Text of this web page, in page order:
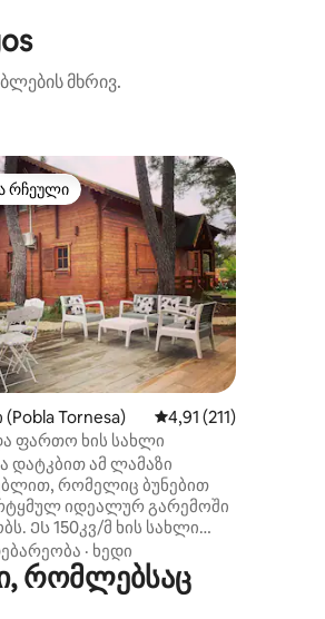
მხრივ.
4,98, 169 მიმოხილვა
რჩეული
რჩეული
Tornesa) საშუალო შეფასებაა
4,91 (211)
ფართო ხის სახლი
ამ ლამაზი
რომელიც ბუნებით
იდეალურ გარემოში
Ეს 150კვ/მ ხის სახლი
1032 მეტრის სიმაღლის
ლა ‑ პობლა ‑
კასტელონში. Სახლს
· ხედი
რომლებსაც